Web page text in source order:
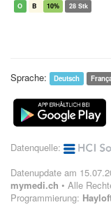
O B 10% 28 Stk
Sprache: Deutsch
Datenquelle:
Datenupdate am
mymedi.ch • Alle
Programmierung: